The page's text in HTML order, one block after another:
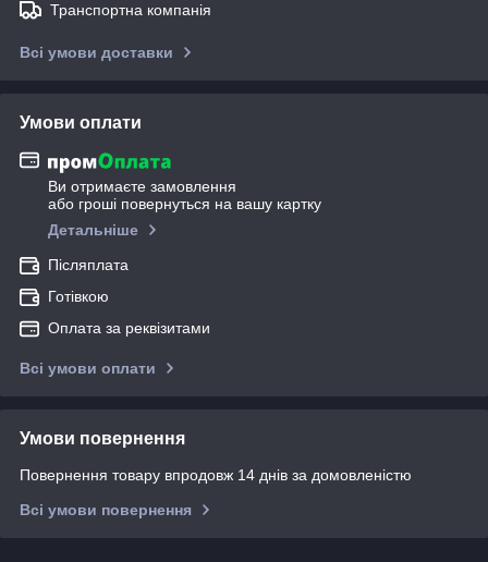
Транспортна компанія
Всі умови доставки
Умови оплати
Ви отримаєте замовлення
або гроші повернуться на вашу картку
Детальніше
Післяплата
Готівкою
Оплата за реквізитами
Всі умови оплати
Умови повернення
Повернення товару впродовж 14 днів за домовленістю
Всі умови повернення